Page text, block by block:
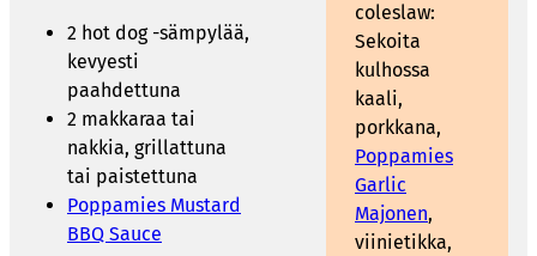
2 hot dog -sämpylää,
kevyesti
paahdettuna
2 makkaraa tai
nakkia, grillattuna
tai paistettuna
Poppamies Mustard
BBQ Sauce
coleslaw:
Sekoita
kulhossa
kaali,
porkkana,
Poppamies
Garlic
Majonen,
viinietikka,